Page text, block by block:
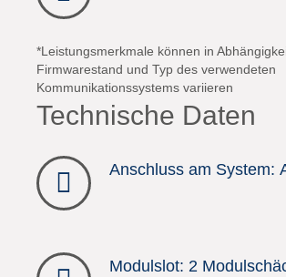
*Leistungsmerkmale können in
Firmwarestand und Typ des verwendeten
Kommunikationssystems variieren
Technische Daten
Anschluss am System:
Modulslot: 2